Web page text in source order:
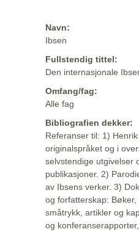
Navn:
Ibsen
Fullstendig tittel:
Den internasjonale
Omfang/fag:
Alle fag
Bibliografien dekker:
Referanser til: 1)
originalspråket og i
selvstendige utgivelser
publikasjoner. 2)
av Ibsens verker. 3)
og forfatterskap: Bøker,
småtrykk, artikler og
og